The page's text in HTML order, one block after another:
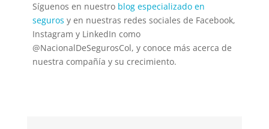
Síguenos en nuestro blog especializado en
seguros y en nuestras redes sociales de Facebook,
Instagram y LinkedIn como
@NacionalDeSegurosCol, y conoce más acerca de
nuestra compañía y su crecimiento.